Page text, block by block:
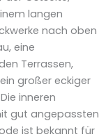
langen
nach oben
eine
Terrassen,
großer eckiger
inneren
gut angepassten
ist bekannt für